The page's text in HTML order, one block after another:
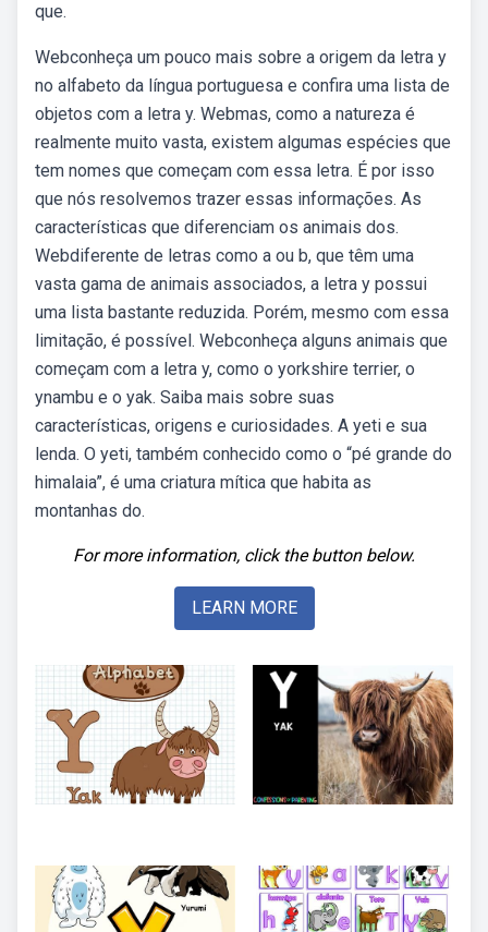
que.
Webconheça um pouco mais sobre a origem da letra y
no alfabeto da língua portuguesa e confira uma lista de
objetos com a letra y. Webmas, como a natureza é
realmente muito vasta, existem algumas espécies que
tem nomes que começam com essa letra. É por isso
que nós resolvemos trazer essas informações. As
características que diferenciam os animais dos.
Webdiferente de letras como a ou b, que têm uma
vasta gama de animais associados, a letra y possui
uma lista bastante reduzida. Porém, mesmo com essa
limitação, é possível. Webconheça alguns animais que
começam com a letra y, como o yorkshire terrier, o
ynambu e o yak. Saiba mais sobre suas
características, origens e curiosidades. A yeti e sua
lenda. O yeti, também conhecido como o “pé grande do
himalaia”, é uma criatura mítica que habita as
montanhas do.
For more information, click the button below.
LEARN MORE